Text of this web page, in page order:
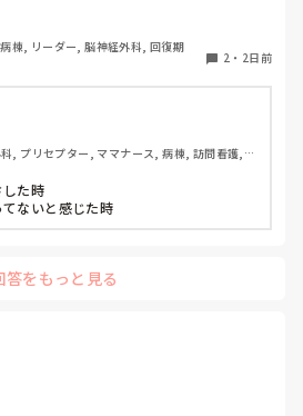
PNSは好きじゃありません。
らには、もっと業務量に見合った、
ができるゆとりが欲しいです。
棟, リーダー, 脳神経外科, 回復期
2 ・ 2日前
, プリセプター, ママナース, 病棟, 訪問看護,
した時
ないと感じた時
答をもっと見る